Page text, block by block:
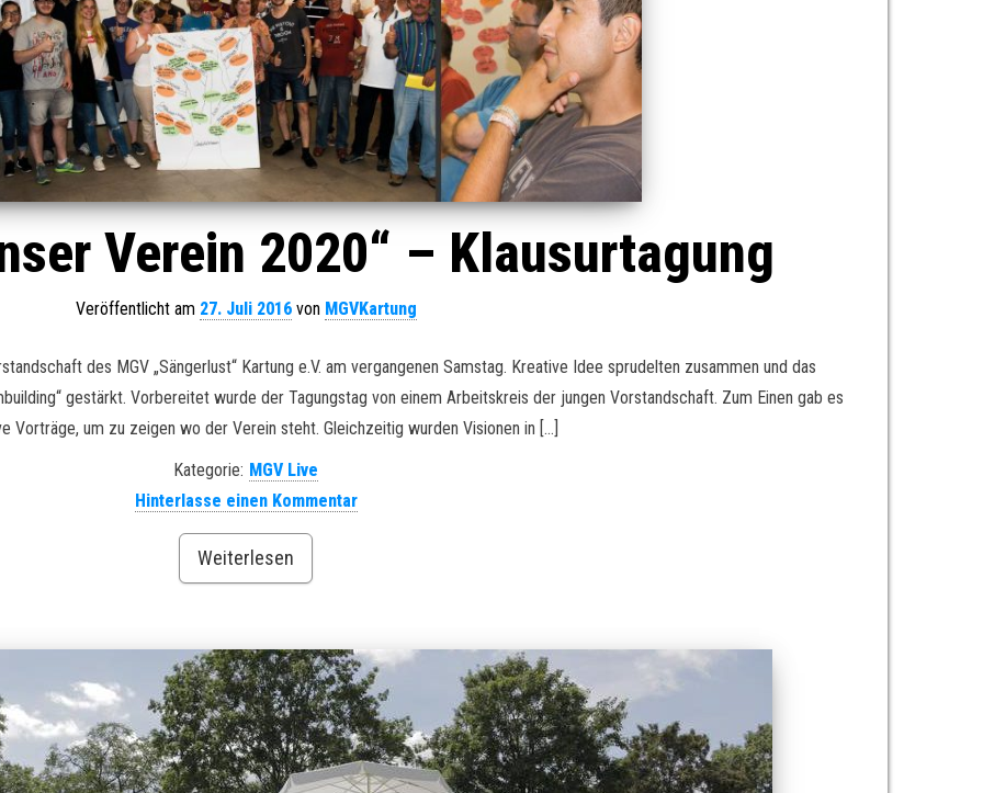
Verein 2020“ – Klausurtagung
Veröffentlicht am 27. Juli 2016von MGVKartung
des MGV „Sängerlust“ Kartung e.V. am vergangenen Samstag. Kreative Idee sprudelten zusammen und das
gestärkt. Vorbereitet wurde der Tagungstag von einem Arbeitskreis der jungen Vorstandschaft. Zum Einen gab es
Vorträge, um zu zeigen wo der Verein steht. Gleichzeitig wurden Visionen in […]
Kategorie: MGV Live
Hinterlasse einen Kommentar
Weiterlesen